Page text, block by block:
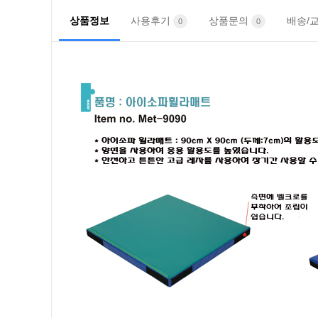
상품정보 사용후기 0 상품문의 0 배송/